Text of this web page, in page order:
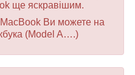
ще яскравішим.
Ви можете на
(Model A….)